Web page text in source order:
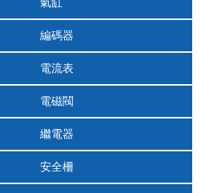
氣缸
編碼器
電流表
電磁閥
繼電器
安全柵